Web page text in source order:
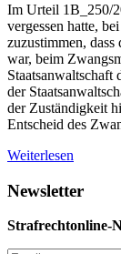
Im Urteil 1B_250/
vergessen hatte,
zuzustimmen,
war, beim
der
der Zuständigkeit
Entscheid des
Weiterlesen
Newsletter
Strafrechtonline-